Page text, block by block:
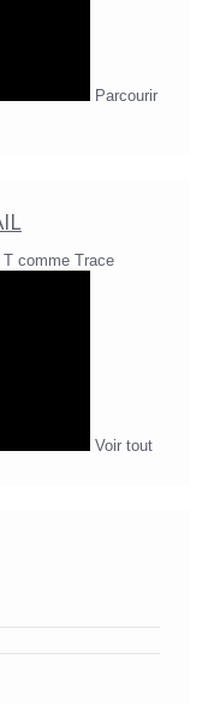
Parcourir
comme Trace
Voir tout